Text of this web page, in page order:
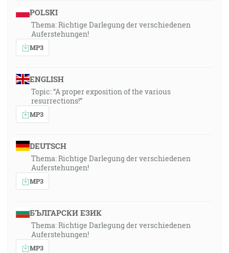
POLSKI
Thema: Richtige Darlegung der verschiedenen
Auferstehungen!
MP3
ENGLISH
Topic: “A proper exposition of the various
resurrections!”
MP3
DEUTSCH
Thema: Richtige Darlegung der verschiedenen
Auferstehungen!
MP3
БЪЛГАРСКИ ЕЗИК
Thema: Richtige Darlegung der verschiedenen
Auferstehungen!
MP3